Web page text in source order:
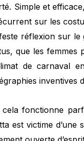
Simple et
sur les
réflexion sur
que les femmes
de carnaval
inventives
fonctionne
est victime d’une